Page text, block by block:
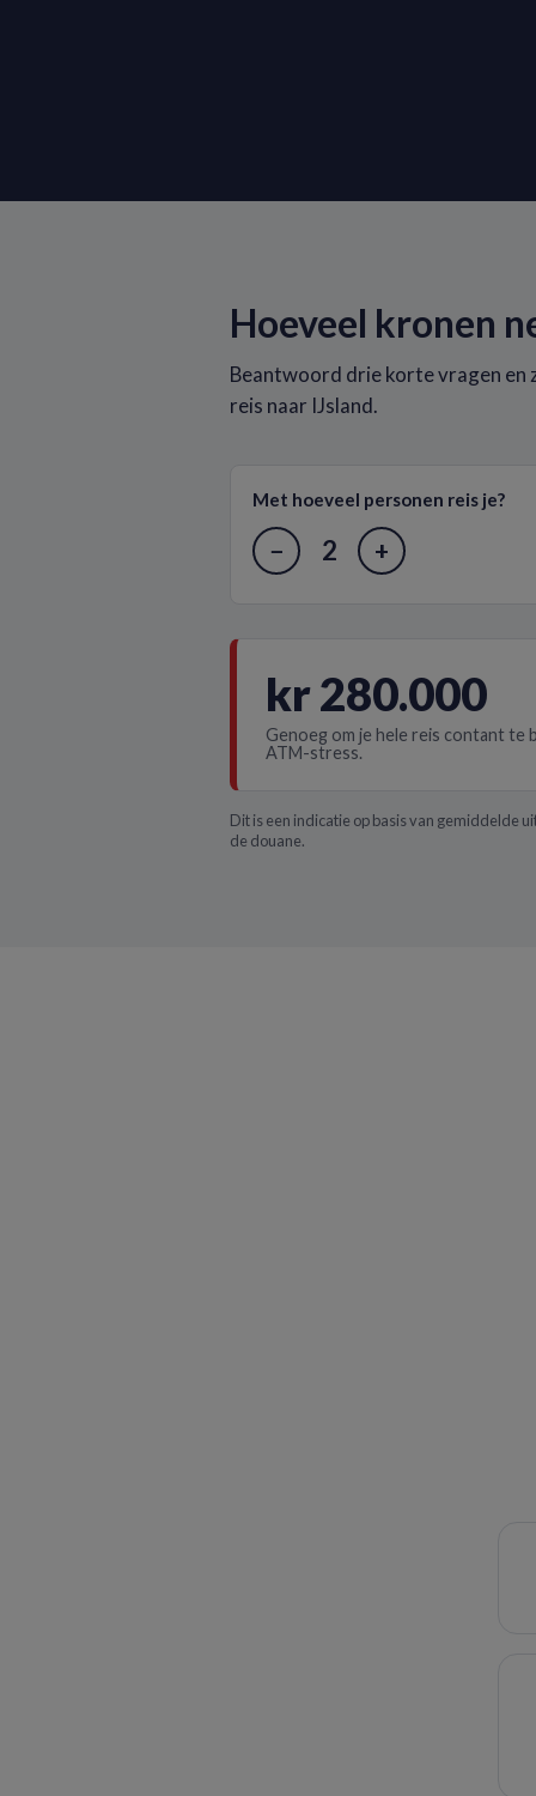
Hoeveel kronen
Beantwoord drie korte vragen en
reis naar IJsland.
Met hoeveel personen reis je?
− 2 +
kr 280.000
Genoeg om je hele reis contant te
ATM-stress.
Dit is een indicatie op basis van gemiddelde
de douane.